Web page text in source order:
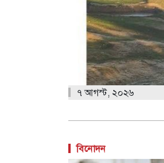
৭ আগস্ট, ২০২৬
বিনোদন